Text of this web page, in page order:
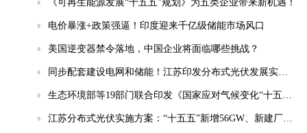
《可再生能源发展“十五五”规划》为五类企业带来新机遇！
电价暴涨+政策强逼！印度迎来千亿级储能市场风口
美国逆变器禁令落地，中国企业将面临哪些挑战？
同步配套建设电网和储能！江苏印发分布式光伏发展实施方案（2026-2030年）
生态环境部等19部门联合印发《国家应对气候变化“十五五”规划》
江苏分布式光伏实施方案：“十五五”新增56GW、新建厂房100%安装